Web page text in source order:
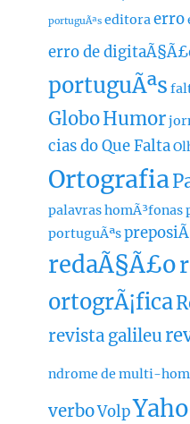
portuguÃªs editoraerro
erro de
portuguÃªs
GloboHumor
cias do Que Falta
Ortografia
palavras homÃ³fonas
portuguÃªs
redaÃ§Ã£o
ortogrÃ¡fica
revista galileu
ndrome de multi-
verboVolp